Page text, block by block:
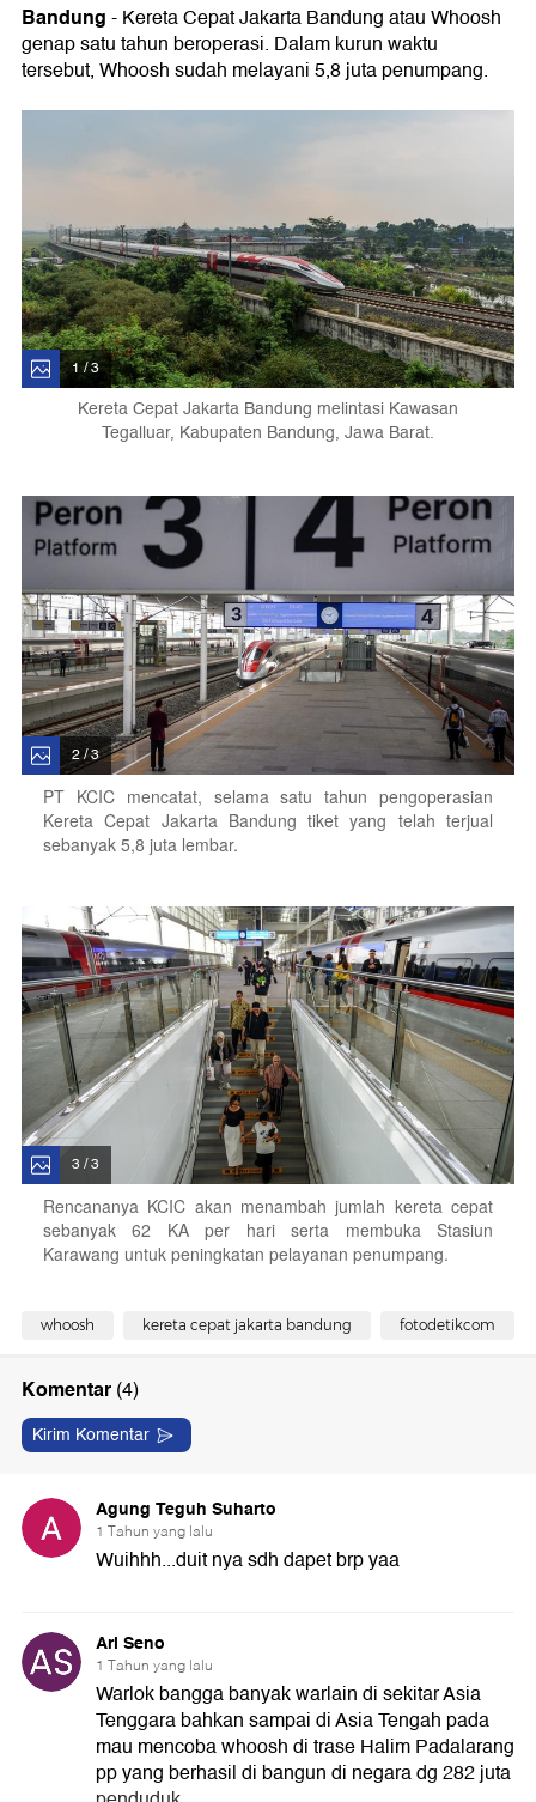
Bandung- Kereta Cepat Jakarta Bandung atau Whoosh
genap satu tahun beroperasi. Dalam kurun waktu
tersebut, Whoosh sudah melayani 5,8 juta penumpang.
1 / 3
Kereta Cepat Jakarta Bandung melintasi Kawasan
Tegalluar, Kabupaten Bandung, Jawa Barat.
2 / 3
PT KCIC mencatat, selama satu tahun pengoperasian
Kereta Cepat Jakarta Bandung tiket yang telah terjual
sebanyak 5,8 juta lembar.
3 / 3
Rencananya KCIC akan menambah jumlah kereta cepat
sebanyak 62 KA per hari serta membuka Stasiun
Karawang untuk peningkatan pelayanan penumpang.
whoosh kereta cepat jakarta bandung fotodetikcom